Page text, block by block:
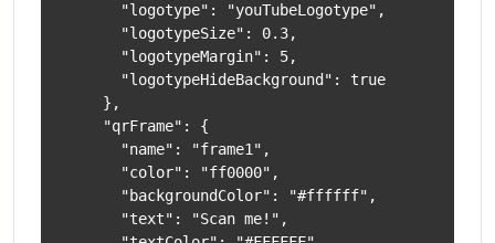
      "logotype": "youTubeLogotype",
      "logotypeSize": 0.3,
      "logotypeMargin": 5,
      "logotypeHideBackground": true
    },
    "qrFrame": {
      "name": "frame1",
      "color": "ff0000",
      "backgroundColor": "#ffffff",
      "text": "Scan me!",